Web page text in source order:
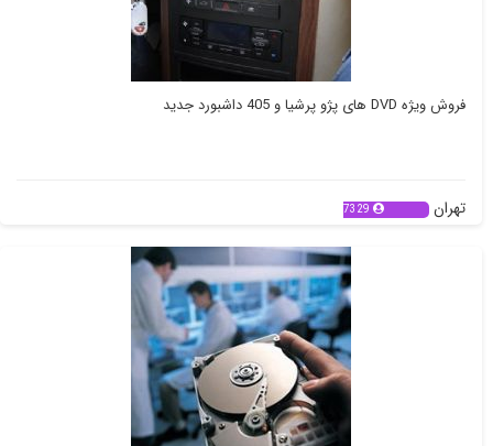
فروش ویژه DVD های پژو پرشیا و 405 داشبورد جدید
تهران 7329